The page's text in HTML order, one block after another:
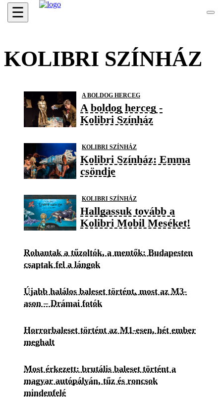
☰
KOLIBRI SZÍNHÁZ
A BOLDOG HERCEG
A boldog herceg -
Kolibri Színház
KOLIBRI SZÍNHÁZ
Kolibri Színház: Emma
csöndje
KOLIBRI SZÍNHÁZ
Hallgassuk tovább a
Kolibri Mobil Meséket!
Rohantak a tűzoltók, a mentők: Budapesten
csaptak fel a lángok
Újabb halálos baleset történt, most az M3-
ason – Drámai fotók
Horrorbaleset történt az M1-esen, hét ember
meghalt
Most érkezett: brutális baleset történt a
magyar autópályán, tűz és roncsok
mindenfelé